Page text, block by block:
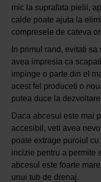
mic la suprafata pielii,
calde poate ajuta la
compresele de cateva
In primul rand, evitati
avea impresia ca
impinge o parte din el
acest fel produceti o
putea duce la
Daca abcesul este mai
accesibil, veti avea
poate extrage puroiul
incizie pentru a permite
abcesul este foarte
unui tub de drenaj.